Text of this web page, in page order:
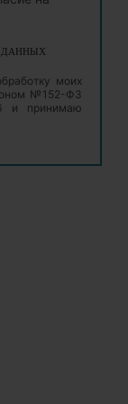
ДАННЫХ
моих
№152-ФЗ
и принимаю